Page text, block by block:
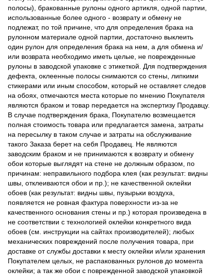
полосы), бракованные рулоны одного артикля, одной партии,
использованные более одного - возврату и обмену не
подлежат, по той причине, что для определения брака на
рулонном материале одной партии, достаточно выклеить
один рулон для определения брака на нем, а для обмена и/
или возврата необходимо иметь целые, не поврежденные
рулоны в заводской упаковке с этикеткой. Для подтверждения
дефекта, оклеенные полосы снимаются со стены, липкими
стикерами или иным способом, который не оставляет следов
на обоях, отмечаются места которые по мнению Покупателя
являются браком и товар передается на экспертизу Продавцу.
В случае подтверждения брака, Покупателю возмещается
полная стоимость товара или предлагается замена, затраты
на пересылку в таком случае и затраты на обслуживание
такого Заказа берет на себя Продавец. Не являются
заводским браком и не принимаются к возврату и обмену
обои которые выглядят на стене не должным образом, по
причинам: неправильного подбора клея (как результат: видны
швы, отклеиваются обои и пр.); не качественной оклейки
обоев (как результат: видны швы, пузырьки воздуха,
появляется не ровная фактура поверхности из-за не
качественного основания стены и пр.) которая произведена в
не соответствии с технологией оклейки конкретного вида
обоев (см. инструкции на сайтах производителей); любых
механических повреждений после получения товара, при
доставке от службы доставки к месту оклейки и/или хранения
Покупателем целых, не распакованных рулонов до момента
оклейки; а так же обои с поврежденной заводской упаковкой